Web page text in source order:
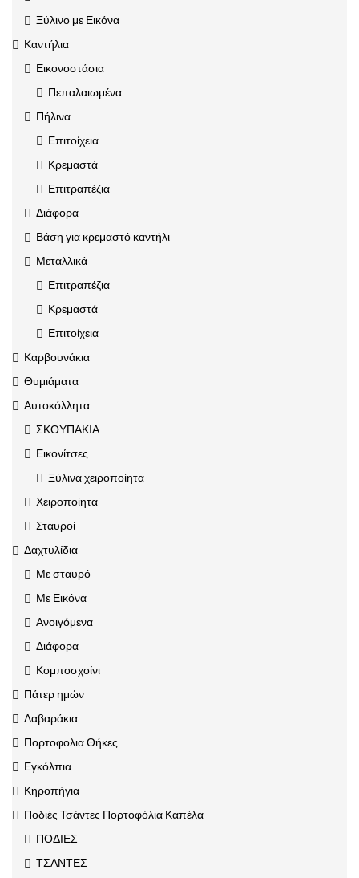
Ξύλινο με Εικόνα
Καντήλια
Εικονοστάσια
Πεπαλαιωμένα
Πήλινα
Επιτοίχεια
Κρεμαστά
Επιτραπέζια
Διάφορα
Βάση για κρεμαστό καντήλι
Μεταλλικά
Επιτραπέζια
Κρεμαστά
Επιτοίχεια
Καρβουνάκια
Θυμιάματα
Αυτοκόλλητα
ΣΚΟΥΠΑΚΙΑ
Εικονίτσες
Ξύλινα χειροποίητα
Χειροποίητα
Σταυροί
Δαχτυλίδια
Με σταυρό
Με Εικόνα
Ανοιγόμενα
Διάφορα
Κομποσχοίνι
Πάτερ ημών
Λαβαράκια
Πορτοφολια Θήκες
Εγκόλπια
Κηροπήγια
Ποδιές Τσάντες Πορτοφόλια Καπέλα
ΠΟΔΙΕΣ
ΤΣΑΝΤΕΣ